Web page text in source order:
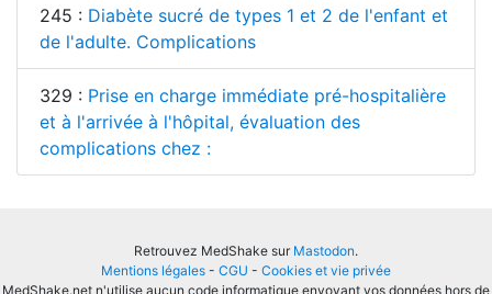
245 : Diabète sucré de types 1 et 2 de l'enfant et
de l'adulte. Complications
329 : Prise en charge immédiate pré-hospitalière
et à l'arrivée à l'hôpital, évaluation des
complications chez :
Retrouvez MedShake sur Mastodon.
Mentions légales - CGU - Cookies et vie privée
MedShake.net n'utilise aucun code informatique envoyant vos données hors de